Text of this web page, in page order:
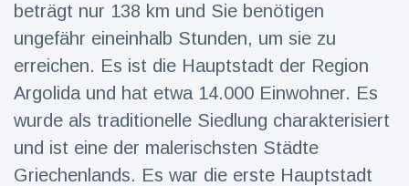
Vor WM-
Finale:
Rauch-
Warnung
und Hitze
in New
York
Aufrufe
beträgt nur 138 km und Sie benötigen
ungefähr eineinhalb Stunden, um sie zu
erreichen. Es ist die Hauptstadt der Region
Argolida und hat etwa 14.000 Einwohner. Es
wurde als traditionelle Siedlung charakterisiert
und ist eine der malerischsten Städte
Griechenlands. Es war die erste Hauptstadt